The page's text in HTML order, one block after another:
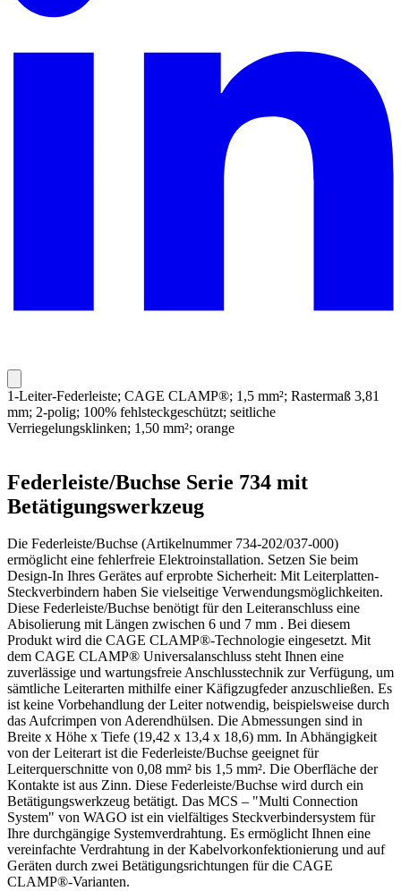
1-Leiter-Federleiste; CAGE CLAMP®; 1,5 mm²; Rastermaß 3,81
mm; 2-polig; 100% fehlsteckgeschützt; seitliche
Verriegelungsklinken; 1,50 mm²; orange
Federleiste/Buchse Serie 734 mit
Betätigungswerkzeug
Die Federleiste/Buchse (Artikelnummer 734-202/037-000)
ermöglicht eine fehlerfreie Elektroinstallation. Setzen Sie beim
Design-In Ihres Gerätes auf erprobte Sicherheit: Mit Leiterplatten-
Steckverbindern haben Sie vielseitige Verwendungsmöglichkeiten.
Diese Federleiste/Buchse benötigt für den Leiteranschluss eine
Abisolierung mit Längen zwischen 6 und 7 mm . Bei diesem
Produkt wird die CAGE CLAMP®-Technologie eingesetzt. Mit
dem CAGE CLAMP® Universalanschluss steht Ihnen eine
zuverlässige und wartungsfreie Anschlusstechnik zur Verfügung, um
sämtliche Leiterarten mithilfe einer Käfigzugfeder anzuschließen. Es
ist keine Vorbehandlung der Leiter notwendig, beispielsweise durch
das Aufcrimpen von Aderendhülsen. Die Abmessungen sind in
Breite x Höhe x Tiefe (19,42 x 13,4 x 18,6) mm. In Abhängigkeit
von der Leiterart ist die Federleiste/Buchse geeignet für
Leiterquerschnitte von 0,08 mm² bis 1,5 mm². Die Oberfläche der
Kontakte ist aus Zinn. Diese Federleiste/Buchse wird durch ein
Betätigungswerkzeug betätigt. Das MCS – "Multi Connection
System" von WAGO ist ein vielfältiges Steckverbindersystem für
Ihre durchgängige Systemverdrahtung. Es ermöglicht Ihnen eine
vereinfachte Verdrahtung in der Kabelvorkonfektionierung und auf
Geräten durch zwei Betätigungsrichtungen für die CAGE
CLAMP®-Varianten.